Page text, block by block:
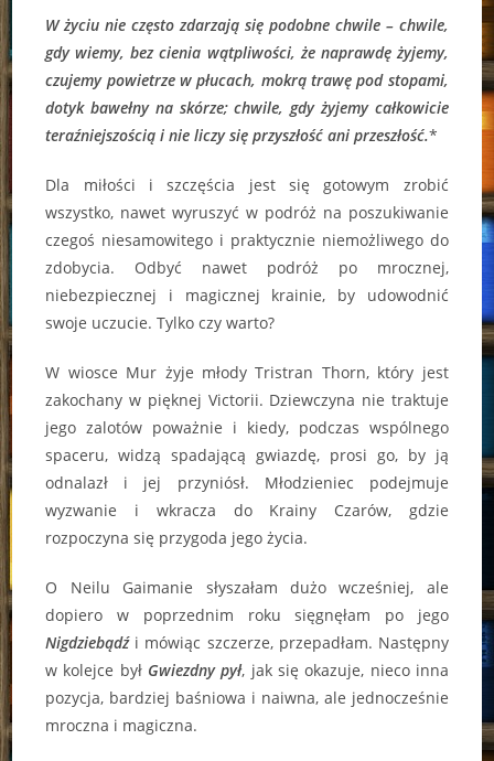
W życiu nie często zdarzają się podobne chwile – chwile,
gdy wiemy, bez cienia wątpliwości, że naprawdę żyjemy,
czujemy powietrze w płucach, mokrą trawę pod stopami,
dotyk bawełny na skórze; chwile, gdy żyjemy całkowicie
teraźniejszością i nie liczy się przyszłość ani przeszłość.*
Dla miłości i szczęścia jest się gotowym zrobić
wszystko, nawet wyruszyć w podróż na poszukiwanie
czegoś niesamowitego i praktycznie niemożliwego do
zdobycia. Odbyć nawet podróż po mrocznej,
niebezpiecznej i magicznej krainie, by udowodnić
swoje uczucie. Tylko czy warto?
W wiosce Mur żyje młody Tristran Thorn, który jest
zakochany w pięknej Victorii. Dziewczyna nie traktuje
jego zalotów poważnie i kiedy, podczas wspólnego
spaceru, widzą spadającą gwiazdę, prosi go, by ją
odnalazł i jej przyniósł. Młodzieniec podejmuje
wyzwanie i wkracza do Krainy Czarów, gdzie
rozpoczyna się przygoda jego życia.
O Neilu Gaimanie słyszałam dużo wcześniej, ale
dopiero w poprzednim roku sięgnęłam po jego
Nigdziebądźi mówiąc szczerze, przepadłam. Następny
w kolejce był Gwiezdny pył, jak się okazuje, nieco inna
pozycja, bardziej baśniowa i naiwna, ale jednocześnie
mroczna i magiczna.